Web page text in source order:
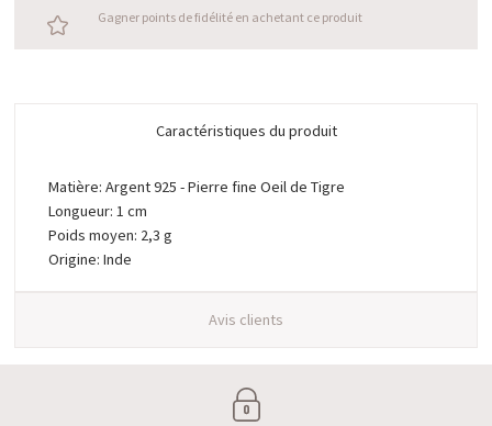
Gagner points de fidélité en achetant ce produit
Caractéristiques du produit
Matière: Argent 925 - Pierre fine Oeil de Tigre
Longueur: 1 cm
Poids moyen: 2,3 g
Origine: Inde
Avis clients